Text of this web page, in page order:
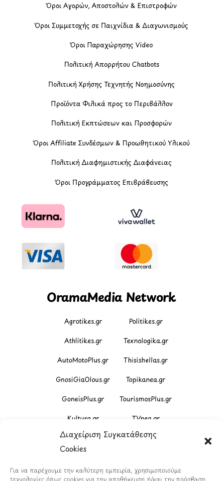
Διαχείριση Συγκατάθεσης
Cookies
Για να παρέχουμε την καλύτερη εμπειρία, χρησιμοποιούμε
τεχνολογίες όπως cookies για την αποθήκευση ή/και την πρόσβαση
Όροι Αγορών, Αποστολών & Επιστροφών
Όροι Συμμετοχής σε Παιχνίδια & Διαγωνισμούς
Όροι Παραχώρησης Video
Πολιτική Απορρήτου Chatbots
Πολιτική Χρήσης Τεχνητής Νοημοσύνης
Προϊόντα Φιλικά προς το Περιβάλλον
Πολιτική Εκπτώσεων και Προσφορών
Όροι Affiliate Συνδέσμων & Προωθητικού Υλικού
Πολιτική Διαφημιστικής Διαφάνειας
Όροι Προγράμματος Επιβράβευσης
OramaMedia Network
Agrotikes.gr Politikes.gr
Athlitikes.gr Texnologika.gr
AutoMotoPlus.gr Thisishellas.gr
GnosiGiaOlous.gr Topikanea.gr
GoneisPlus.gr TourismosPlus.gr
Kultura.gr TVnea.gr
Loatki.gr Upnow.gr
ModernaGynaika.gr Xristianika.gr